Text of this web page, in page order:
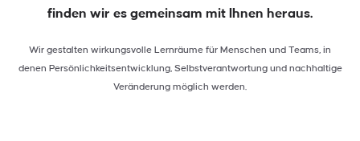
finden wir es gemeinsam mit Ihnen heraus.
Wir gestalten wirkungsvolle Lernräume für Menschen und Teams, in
denen Persönlichkeitsentwicklung, Selbstverantwortung und nachhaltige
Veränderung möglich werden.